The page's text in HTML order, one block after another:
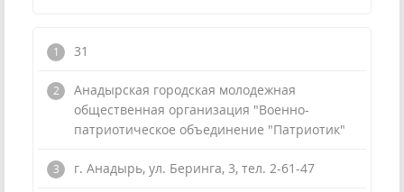
31
Анадырская городская молодежная
общественная организация "Военно-
патриотическое объединение "Патриотик"
г. Анадырь, ул. Беринга, 3, тел. 2-61-47